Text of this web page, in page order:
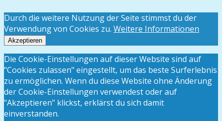
Durch die weitere Nutzung der Seite stimmst du der
Verwendung von Cookies zu. Weitere Informationen
Akzeptieren
Die Cookie-Einstellungen auf dieser Website sind auf
"Cookies zulassen" eingestellt, um das beste Surferlebnis
zu ermöglichen. Wenn du diese Website ohne Änderung
der Cookie-Einstellungen verwendest oder auf
"Akzeptieren" klickst, erklärst du sich damit
einverstanden.